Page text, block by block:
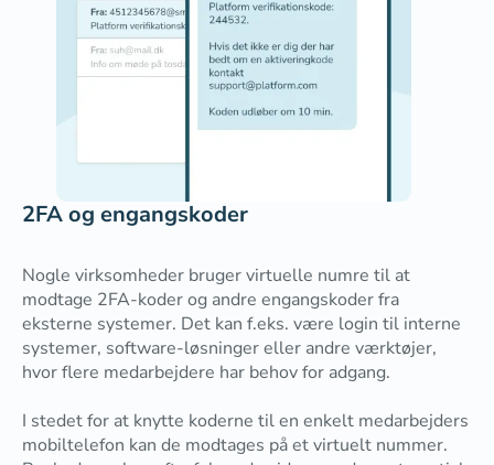
2FA og engangskoder
Nogle virksomheder bruger virtuelle numre til at
modtage 2FA-koder og andre engangskoder fra
eksterne systemer. Det kan f.eks. være login til interne
systemer, software-løsninger eller andre værktøjer,
hvor flere medarbejdere har behov for adgang.
I stedet for at knytte koderne til en enkelt medarbejders
mobiltelefon kan de modtages på et virtuelt nummer.